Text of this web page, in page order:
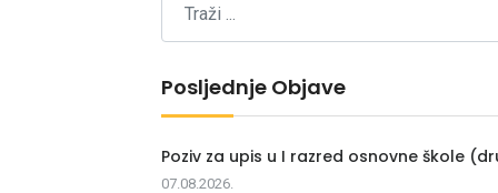
Posljednje Objave
Poziv za upis u I razred osnovne škole
07.08.2026.